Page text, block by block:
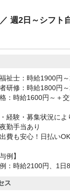
週2日～シフト
祉士：時給1900円
研修：時給1800円
：時給1600円～＋
経験・募集状況によ
勤手当あり
費も安心！日払いOK
例】
：時給2100円、1日
ス